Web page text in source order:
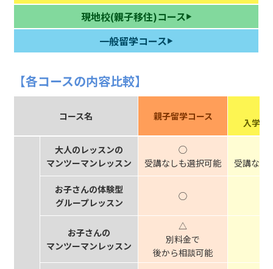
現地校(親子移住)コース
一般留学コース
コース名 親子留学コース
入学準
大人のレッスンの
マンツーマンレッスン
◯
受講なしも選択可能
受講なし
お子さんの体験型
グループレッスン
◯
お子さんの
マンツーマンレッスン
△
別料金で
後から相談可能